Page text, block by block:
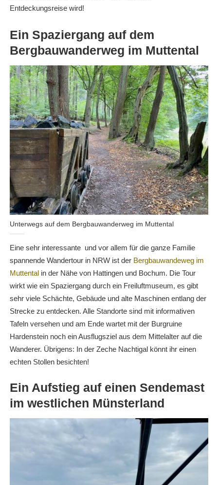
Entdeckungsreise wird!
Ein Spaziergang auf dem
Bergbauwanderweg im Muttental
Unterwegs auf dem Bergbauwanderweg im Muttental
Eine sehr interessante und vor allem für die ganze Familie
spannende Wandertour in NRW ist der Bergbauwandeweg im
Muttental in der Nähe von Hattingen und Bochum. Die Tour
wirkt wie ein Spaziergang durch ein Freiluftmuseum, es gibt
sehr viele Schächte, Gebäude und alte Maschinen entlang der
Strecke zu entdecken. Alle Standorte sind mit informativen
Tafeln versehen und am Ende wartet mit der Burgruine
Hardenstein noch ein Ausflugsziel aus dem Mittelalter auf die
Wanderer. Übrigens: In der Zeche Nachtigal könnt ihr einen
echten Stollen besichten!
Ein Aufstieg auf einen Sendemast
im westlichen Münsterland